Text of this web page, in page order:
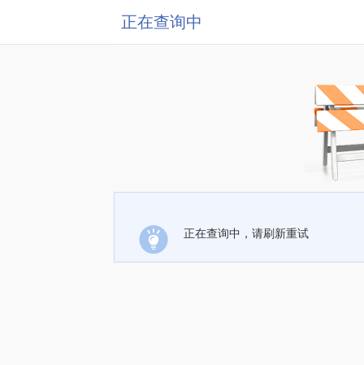
正在查询中
正在查询中，请刷新重试